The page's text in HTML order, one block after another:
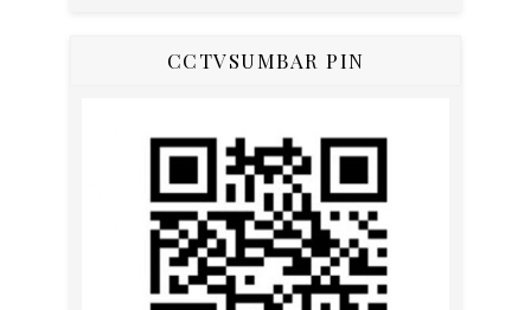
CCTVSUMBAR PIN